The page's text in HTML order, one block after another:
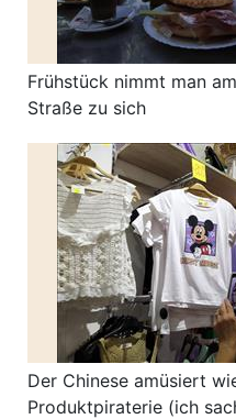
Frühstück nimmt man
Straße zu sich
Der Chinese amüsiert
Produktpiraterie (ich